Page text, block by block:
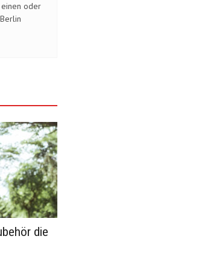
oder
die